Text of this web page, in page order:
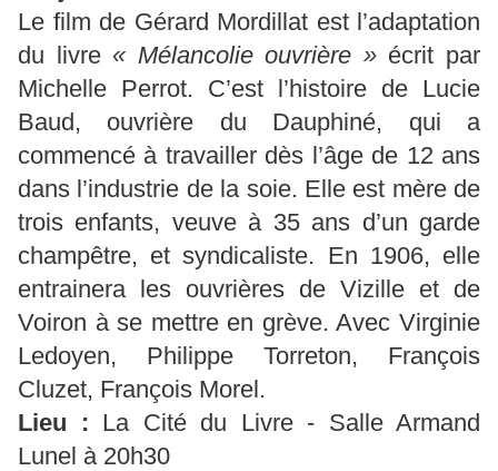
Le film de Gérard Mordillat est l’adaptation
du livre « Mélancolie ouvrière »écrit par
Michelle Perrot. C’est l’histoire de Lucie
Baud, ouvrière du Dauphiné, qui a
commencé à travailler dès l’âge de 12 ans
dans l’industrie de la soie. Elle est mère de
trois enfants, veuve à 35 ans d’un garde
champêtre, et syndicaliste. En 1906, elle
entrainera les ouvrières de Vizille et de
Voiron à se mettre en grève. Avec Virginie
Ledoyen, Philippe Torreton, François
Cluzet, François Morel.
Lieu : La Cité du Livre - Salle Armand
Lunel à 20h30